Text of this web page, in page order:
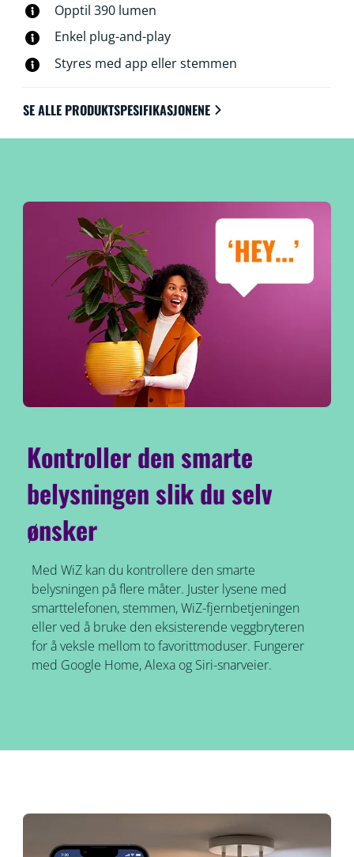
Opptil 390 lumen
Enkel plug-and-play
Styres med app eller stemmen
SE ALLE PRODUKTSPESIFIKASJONENE
Kontroller den smarte
belysningen slik du selv
ønsker
Med WiZ kan du kontrollere den smarte
belysningen på flere måter. Juster lysene med
smarttelefonen, stemmen, WiZ-fjernbetjeningen
eller ved å bruke den eksisterende veggbryteren
for å veksle mellom to favorittmoduser. Fungerer
med Google Home, Alexa og Siri-snarveier.